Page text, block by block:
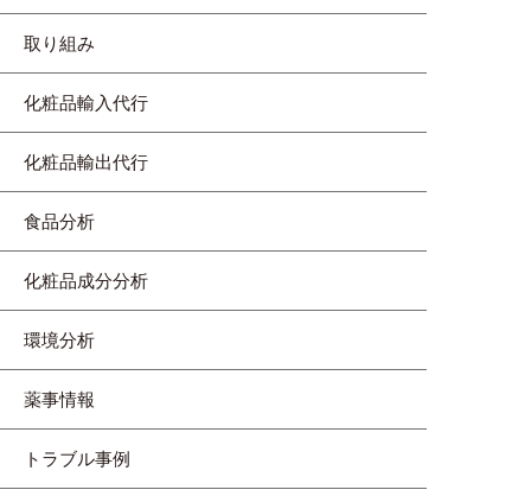
取り組み
化粧品輸入代行
化粧品輸出代行
食品分析
化粧品成分分析
環境分析
薬事情報
トラブル事例